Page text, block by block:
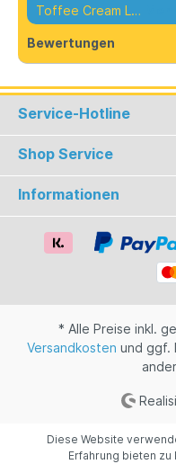
Toffee Cream L…
Bewertungen
Service-Hotline
Shop Service
Informationen
* Alle Preise inkl.
Versandkosten und ggf.
Diese Website
Erfahrung bieten zu